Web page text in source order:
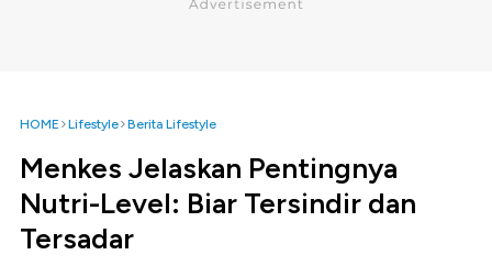
HOME Lifestyle Berita Lifestyle
Menkes Jelaskan Pentingnya
Nutri-Level: Biar Tersindir dan
Tersadar